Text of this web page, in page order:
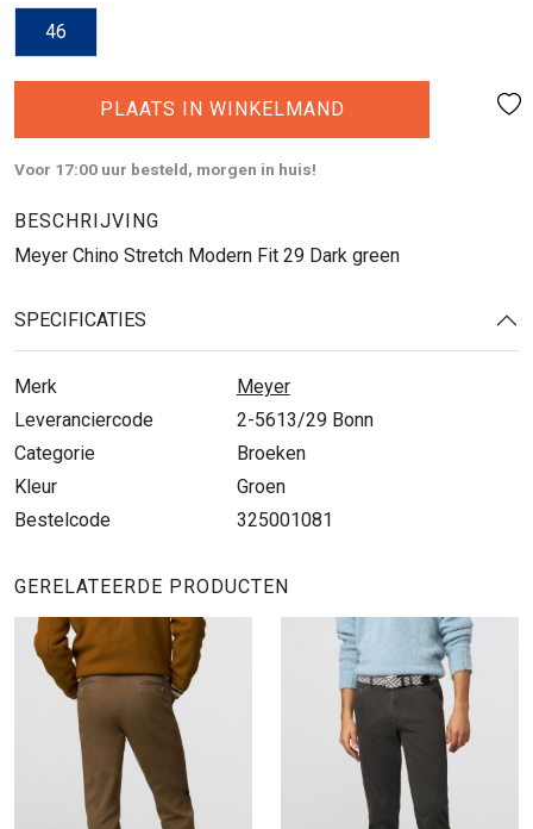
46
PLAATS IN WINKELMAND
Voor 17:00 uur besteld, morgen in huis!
BESCHRIJVING
Meyer Chino Stretch Modern Fit 29 Dark green
SPECIFICATIES
Merk
Meyer
Leveranciercode
2-5613/29 Bonn
Categorie
Broeken
Kleur
Groen
Bestelcode
325001081
GERELATEERDE PRODUCTEN